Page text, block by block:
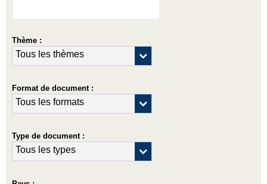
Thème :
Format de document :
Type de document :